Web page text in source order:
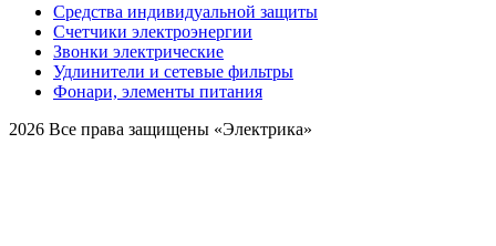
Средства индивидуальной защиты
Счетчики электроэнергии
Звонки электрические
Удлинители и сетевые фильтры
Фонари, элементы питания
2026 Все права защищены «Электрика»